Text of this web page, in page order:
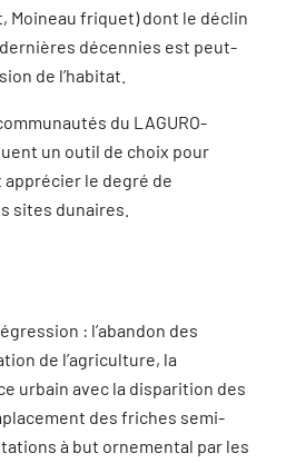
Moineau friquet) dont le déclin
décennies est peut-
de l’habitat.
du LAGURO-
un outil de choix pour
le degré de
sites dunaires.
: l’abandon des
de l’agriculture, la
urbain avec la disparition des
des friches semi-
à but ornemental par les